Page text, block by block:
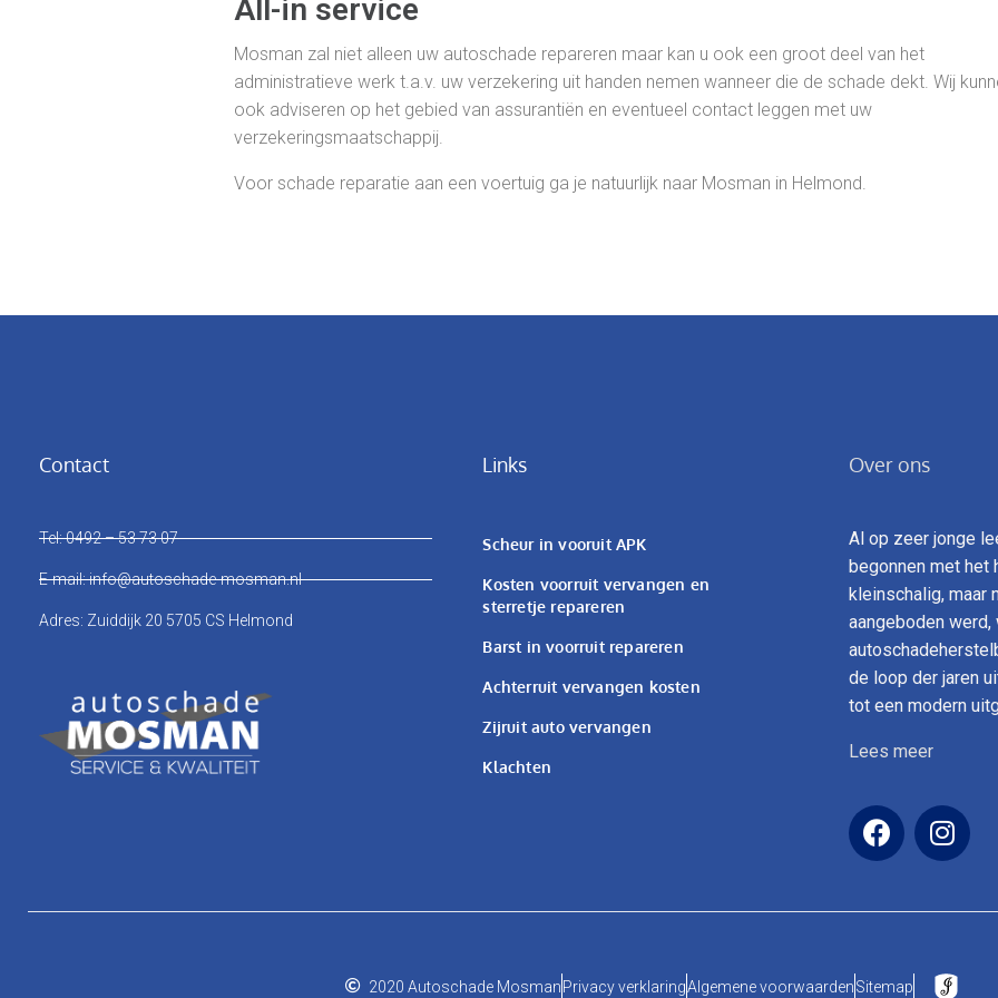
All-in service
Mosman zal niet alleen uw autoschade repareren maar kan u ook een groot deel van het
administratieve werk t.a.v. uw verzekering uit handen nemen wanneer die de schade dekt. Wij
ook adviseren op het gebied van assurantiën en eventueel contact leggen met uw
verzekeringsmaatschappij.
Voor schade reparatie aan een voertuig ga je natuurlijk naar Mosman in Helmond.
Contact
Tel: 0492 – 53 73 07
E-mail: info@autoschade-mosman.nl
Adres: Zuiddijk 20 5705 CS Helmond
Links
Scheur in vooruit APK
Kosten voorruit vervangen en
sterretje repareren
Barst in voorruit repareren
Achterruit vervangen kosten
Zijruit auto vervangen
Klachten
Over ons
Al op zeer jonge
begonnen met het
kleinschalig, maar
aangeboden werd,
de loop der jaren
tot een modern
Lees meer
2020 Autoschade MosmanPrivacy verklaringAlgemene voorwaardenSitemap